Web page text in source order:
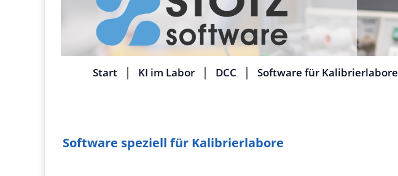
Start KI im Labor DCC Software für Kalibrierlabore
Software speziell für Kalibrierlabore